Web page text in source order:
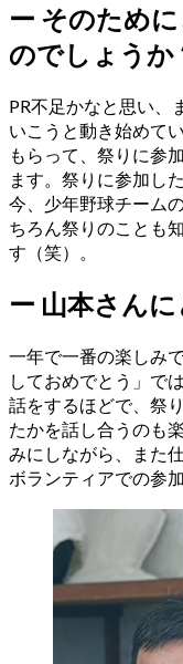
ー そのため
のでしょうか
PR不足かなと思い、
いこうと動き始めて
もらって、祭りに参
ます。祭りに参加し
今、少年野球チーム
ちろん祭りのことも
す（笑）。
ー 山本さん
一年で一番の楽しみ
しておめでとう」で
話をするほどで、祭
たかを話し合うのも
みにしながら、また
ボランティアでの参